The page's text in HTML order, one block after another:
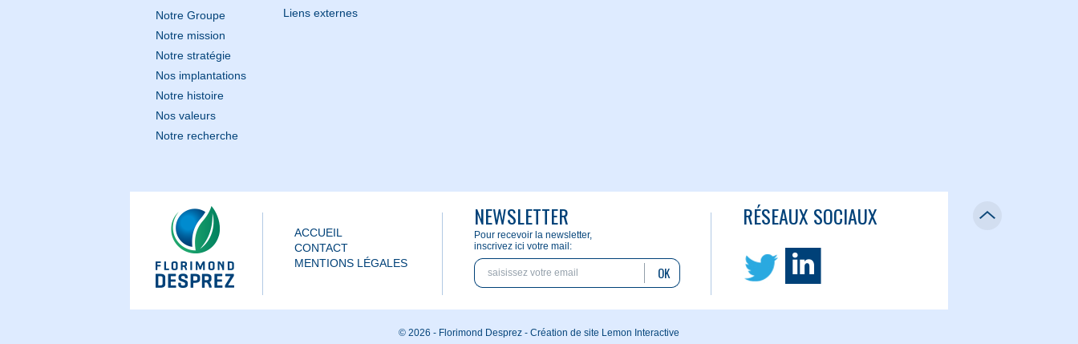
Notre Groupe
Notre mission
Notre stratégie
Nos implantations
Notre histoire
Nos valeurs
Notre recherche
Liens externes
ACCUEIL
CONTACT
MENTIONS LÉGALES
NEWSLETTER
Pour recevoir la newsletter,
inscrivez ici votre mail:
OK
RÉSEAUX SOCIAUX
© 2026 - Florimond Desprez - Création de site Lemon Interactive